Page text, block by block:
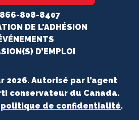
808-8407
DE L'ADHÉSION
ÉVÉNEMENTS
D’EMPLOI
2026. Autorisé par l’agent
conservateur du Canada.
politique de confidentialité.